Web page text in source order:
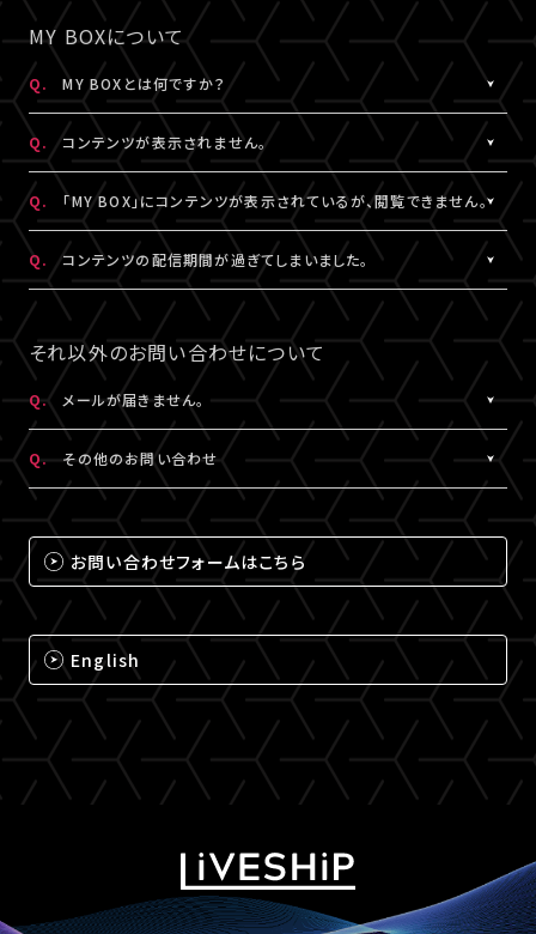
なお、日本国外への配送はDHLを利用しております。
DHLが配送対象としていない国・地域への配送はできかねます。
予め、ご了承ください。
の責任を負いかねます。
DHLにおきましては現地カスタマーサービスにお問い合わせくだ
さい。
http://www.dhl.com/en/contact_center.html
りお問い合わせください。
グッズ配送・お届け済み商品に関して
【A!SMART お問い合わせ窓口】
https://www.asmart.jp/support
MY BOXについて
Q. MY BOXとは何ですか？
A.
ご購入の視聴チケットやグッズの条件に応じて、動画や画像などの
コンテンツが配信される機能です。
コンテンツの配信がある場合、視聴チケットやグッズを購入したA!-
ID（メールアドレス）とパスワードでログインのうえ、「マイページ」
内「MY BOX」から確認することができます。
コンテンツの配信有無や、配信期間については、各公演のチケット
販売ページやグッズ商品詳細ページ、MY BOXなどでご確認くださ
Q. コンテンツが表示されません。
A.
コンテンツが表示されない場合は、コンテンツ配信期間外である
か、配信対象外の視聴チケットやグッズを購入されている可能性が
あります。
コンテンツ配信期間は、各公演のチケット販売ページやグッズ商品
詳細ページ、MY BOXなどでご確認ください。
※チケットの購入情報は、「マイページ」内「チケット購入情報」にて
ご確認ください。
Q. 「MY BOX」にコンテンツが表示されているが、閲覧できません。
A.
コンテンツが「MY BOX」に表示されているにも関わらず閲覧でき
ない場合、コンテンツ配信期間を経過したか、ご利用端末が推奨環
境ではない可能性があります。
推奨環境は
こちら
よりご確認ください。
スマートフォン、タブレットをご利用の場合、LINEやメール等のアプ
リ内ブラウジングではなく、推奨環境にある指定のブラウザ
（iPhone・iPadの場合は「Safari」、Androidの場合は
「Chrome」）にて閲覧ください。
なお、MY BOXで配信されるコンテンツは、視聴プレイヤーに
ChromecastとAirPlayのアイコンは表示されません。予めご了承
ください。
Q. コンテンツの配信期間が過ぎてしまいました。
A.
配信期間終了後のコンテンツは、再配信いたしません。予めご了承
ください。
それ以外のお問い合わせについて
Q. メールが届きません。
メールが届かない場合は、下記ドメインの受信設定をお願いいた
します。
※メールの再配信はできません。迷惑メールフォルダをご確認くだ
@liveship.tokyo
@id.amob.jp
Q. その他のお問い合わせ
A.
それ以外のお問い合わせについては、下記のいずれかの方法でお
問い合わせください。
【LIVESHIPお問い合わせ窓口】
https://liveship.tokyo/mob/form/inquAdd.php?site=LS
グッズ配送・お届け済み商品に関して
【A!SMART お問い合わせ窓口】
https://www.asmart.jp/support
お問い合わせフォームはこちら
English